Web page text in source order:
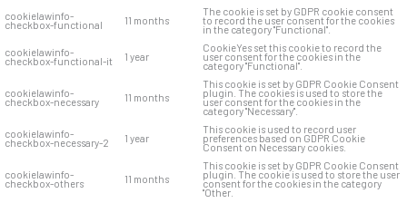
cookielawinfo-
checkbox-functional 11 months
The cookie is set by GDPR cookie consent
to record the user consent for the cookies
in the category "Functional".
cookielawinfo-
checkbox-functional-it 1 year
CookieYes set this cookie to record the
user consent for the cookies in the
category "Functional".
cookielawinfo-
checkbox-necessary 11 months
This cookie is set by GDPR Cookie Consent
plugin. The cookies is used to store the
user consent for the cookies in the
category "Necessary".
cookielawinfo-
checkbox-necessary-2 1 year
This cookie is used to record user
preferences based on GDPR Cookie
Consent on Necessary cookies.
cookielawinfo-
checkbox-others 11 months
This cookie is set by GDPR Cookie Consent
plugin. The cookie is used to store the user
consent for the cookies in the category
"Other.